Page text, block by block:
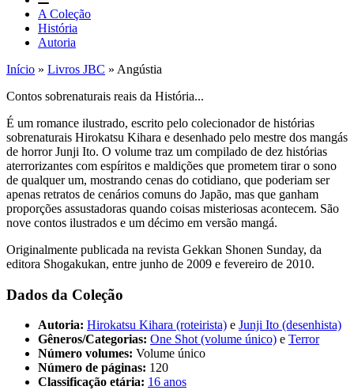
A Coleção
História
Autoria
Início » Livros JBC » Angústia
Contos sobrenaturais reais da História...​
É um romance ilustrado, escrito pelo colecionador de histórias
sobrenaturais Hirokatsu Kihara e desenhado pelo mestre dos mangás
de horror Junji Ito. O volume traz um compilado de dez histórias
aterrorizantes com espíritos e maldições que prometem tirar o sono
de qualquer um, mostrando cenas do cotidiano, que poderiam ser
apenas retratos de cenários comuns do Japão, mas que ganham
proporções assustadoras quando coisas misteriosas acontecem. São
nove contos ilustrados e um décimo em versão mangá.​
Originalmente publicada na revista Gekkan Shonen Sunday, da
editora Shogakukan, entre junho de 2009 e fevereiro de 2010.​
Dados da Coleção
Autoria: Hirokatsu Kihara (roteirista) e Junji Ito (desenhista)
Gêneros/Categorias: One Shot (volume único) e Terror
Número volumes: Volume único
Número de páginas: 120
Classificação etária: 16 anos